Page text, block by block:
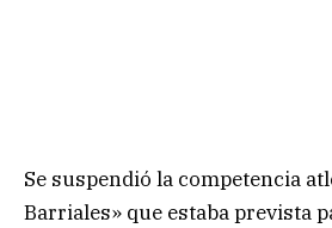
Se suspendió la competencia
Barriales» que estaba prevista